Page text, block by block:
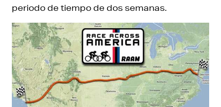
periodo de tiempo de dos semanas.